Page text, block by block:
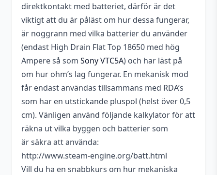
direktkontakt med batteriet, därför är det
viktigt att du är påläst om hur dessa fungerar,
är noggrann med vilka batterier du använder
(endast High Drain Flat Top 18650 med hög
Ampere så som Sony VTC5A) och har läst på
om hur ohm’s lag fungerar. En mekanisk mod
får endast användas tillsammans med RDA’s
som har en utstickande pluspol (helst över 0,5
cm). Vänligen använd följande kalkylator för att
räkna ut vilka byggen och batterier som
är säkra att använda:
http://www.steam-engine.org/batt.html
Vill du ha en snabbkurs om hur mekaniska